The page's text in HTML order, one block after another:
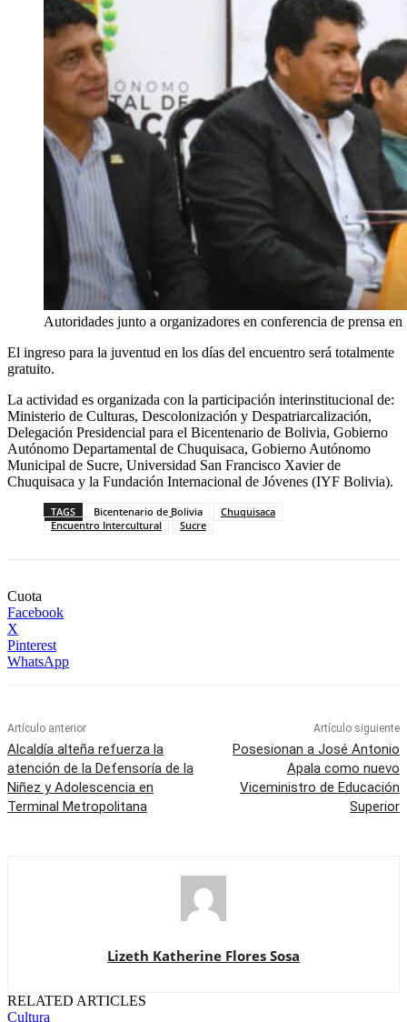
Autoridades junto a organizadores en conferencia de prensa
El ingreso para la juventud en los días del encuentro será totalmente
gratuito.
La actividad es organizada con la participación interinstitucional de:
Ministerio de Culturas, Descolonización y Despatriarcalización,
Delegación Presidencial para el Bicentenario de Bolivia, Gobierno
Autónomo Departamental de Chuquisaca, Gobierno Autónomo
Municipal de Sucre, Universidad San Francisco Xavier de
Chuquisaca y la Fundación Internacional de Jóvenes (IYF Bolivia).
TAGS Bicentenario de Bolivia
Chuquisaca
Encuentro Intercultural
Sucre
Cuota
Facebook
X
Pinterest
WhatsApp
Artículo anterior
Alcaldía alteña refuerza la
atención de la Defensoría de la
Niñez y Adolescencia en
Terminal Metropolitana
Artículo siguiente
Posesionan a José Antonio
Apala como nuevo
Viceministro de Educación
Superior
Lizeth Katherine Flores Sosa
RELATED ARTICLES
Cultura